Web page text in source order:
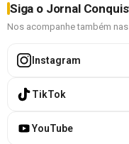
Siga o Jornal
Nos acompanhe também
Instagram
TikTok
YouTube